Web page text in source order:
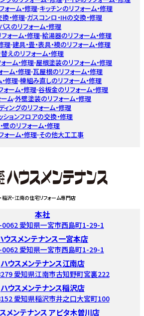
ーム・修理 キッチンのリフォーム・修理
・修理 ガスコンロ・IHの交換・修理
スのリフォーム・修理
ォーム・修理 給湯器のリフォーム・修理
理 建具・畳・表具・襖のリフォーム・修理
えのリフォーム・修理
ーム・修理 屋根塗装のリフォーム・修理
ム・修理 瓦屋根のリフォーム・修理
修理 棟組み直しのリフォーム・修理
ーム・修理 谷板金のリフォーム・修理
ム 外壁塗装のリフォーム・修理
ィングのリフォーム・修理
ションフロアの交換・修理
壁のリフォーム・修理
ーム・修理 その他大工工事
稲沢・江南の住宅リフォーム専門店
本社
0062 愛知県一宮市西島町1-29-1
ウスメンテナンス一宮本店
0062 愛知県一宮市西島町1-29-1
ハウスメンテナンス江南店
愛知県江南市古知野町宮裏222
ハウスメンテナンス稲沢店
愛知県稲沢市井之口大宮町100
メンテナンス アピタ木曽川店